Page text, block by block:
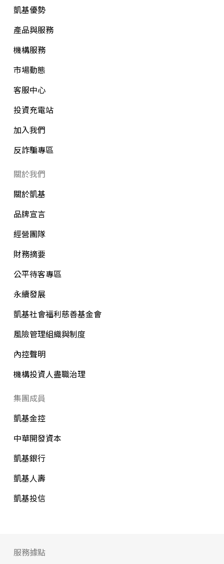
凱基優勢
產品與服務
機構服務
市場動態
客服中心
投資充電站
加入我們
反詐騙專區
關於我們
關於凱基
品牌宣言
經營團隊
財務摘要
公平待客專區
永續發展
凱基社會福利慈善基金會
風險管理組織與制度
內控聲明
機構投資人盡職治理
集團成員
凱基金控
中華開發資本
凱基銀行
凱基人壽
凱基投信
服務據點